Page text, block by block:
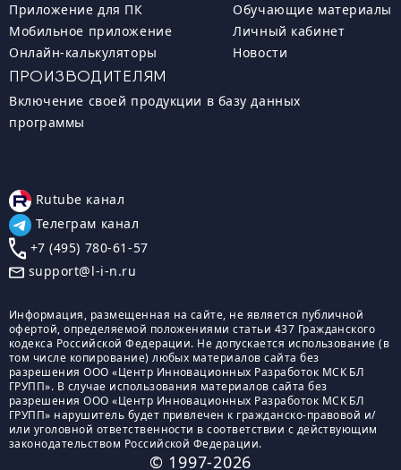
«Свет-в-Ночи». Примеры проектов
Приложение для ПК
Мобильное приложение
Онлайн-калькуляторы
Обучающие материалы
Личный кабинет
Новости
ПРОИЗВОДИТЕЛЯМ
Включение своей продукции в базу данных
программы
Rutube канал
Телеграм канал
+7 (495) 780-61-57
support@l-i-n.ru
Информация, размещенная на сайте, не является публичной
офертой, определяемой положениями статьи 437 Гражданского
кодекса Российской Федерации. Не допускается использование (в
том числе копирование) любых материалов сайта без
разрешения ООО «Центр Инновационных Разработок МСК БЛ
ГРУПП». В случае использования материалов сайта без
разрешения ООО «Центр Инновационных Разработок МСК БЛ
ГРУПП» нарушитель будет привлечен к гражданско-правовой и/
или уголовной ответственности в соответствии с действующим
законодательством Российской Федерации.
© 1997-2026